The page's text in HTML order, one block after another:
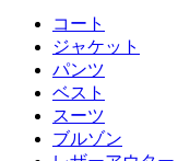
コート
ジャケット
パンツ
ベスト
スーツ
ブルゾン